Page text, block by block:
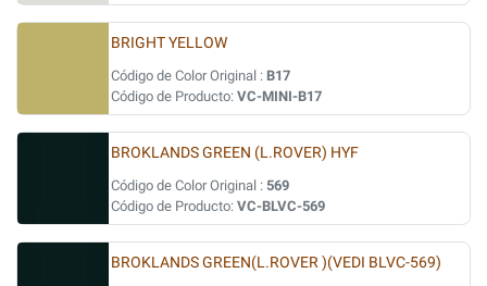
BRIGHT YELLOW
Código de Color Original : B17
Código de Producto: VC-MINI-B17
BROKLANDS GREEN (L.ROVER) HYF
Código de Color Original : 569
Código de Producto: VC-BLVC-569
BROKLANDS GREEN(L.ROVER )(VEDI BLVC-569)